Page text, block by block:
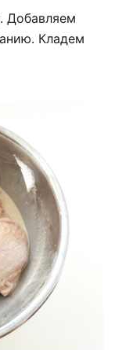
Добавляем
Кладем